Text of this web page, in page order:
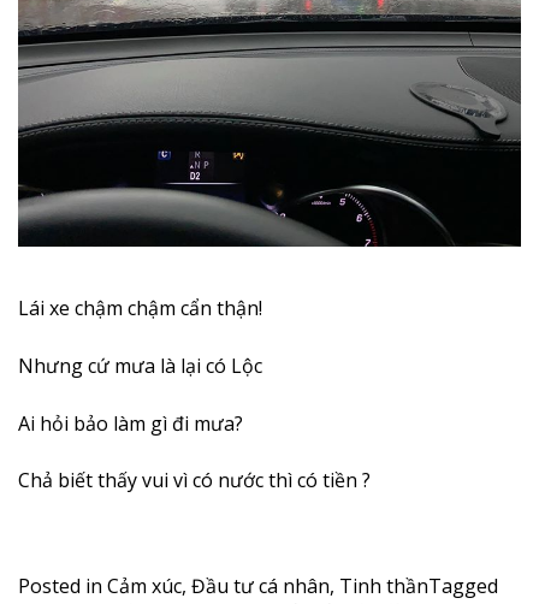
Lái xe chậm chậm cẩn thận!
Nhưng cứ mưa là lại có Lộc
Ai hỏi bảo làm gì đi mưa?
Chả biết thấy vui vì có nước thì có tiền ?
Posted in Cảm xúc, Đầu tư cá nhân, Tinh thầnTagged